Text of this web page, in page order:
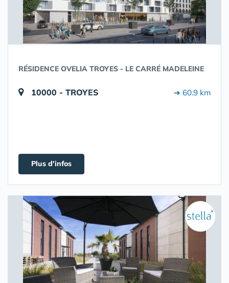
RÉSIDENCE OVELIA TROYES - LE CARRÉ MADELEINE
10000 - TROYES ➔ 60.9 km
Plus d'infos